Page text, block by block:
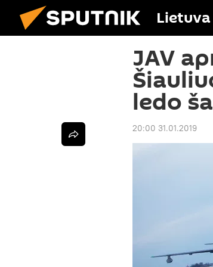
Lietuva
JAV
ledo
20:00 31.01.2019